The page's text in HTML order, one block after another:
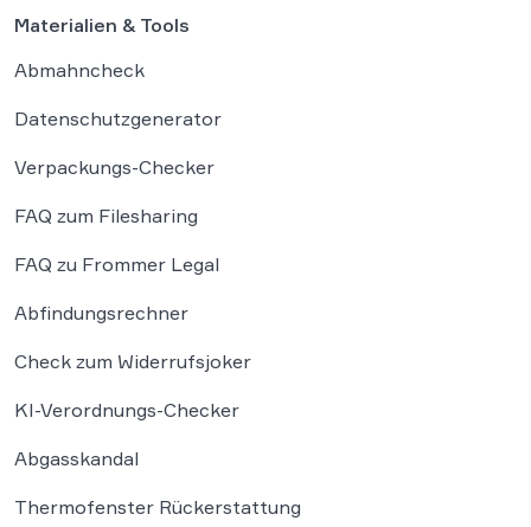
Materialien & Tools
Abmahncheck
Datenschutzgenerator
Verpackungs-Checker
FAQ zum Filesharing
FAQ zu Frommer Legal
Abfindungsrechner
Check zum Widerrufsjoker
KI-Verordnungs-Checker
Abgasskandal
Thermofenster Rückerstattung